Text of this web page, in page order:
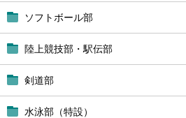
ソフトボール部
陸上競技部・駅伝部
剣道部
水泳部（特設）